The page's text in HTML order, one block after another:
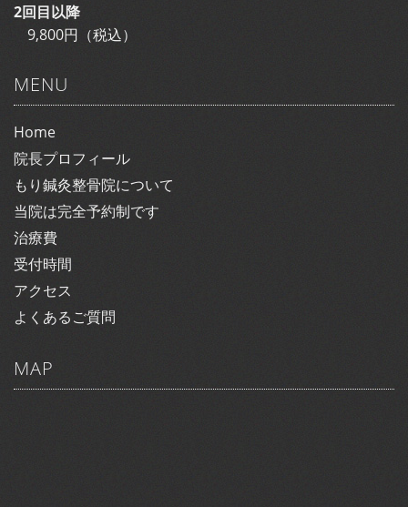
2回目以降
9,800円（税込）
MENU
Home
院長プロフィール
もり鍼灸整骨院について
当院は完全予約制です
治療費
受付時間
アクセス
よくあるご質問
MAP